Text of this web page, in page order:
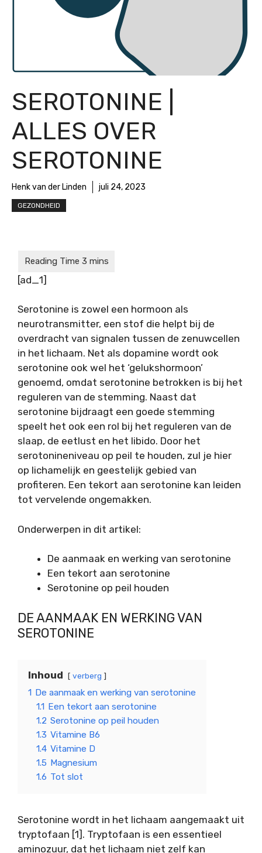
SEROTONINE |
ALLES OVER
SEROTONINE
Henk van der Linden juli 24, 2023
GEZONDHEID
[ad_1]
Serotonine is zowel een hormoon als
neurotransmitter, een stof die helpt bij de
overdracht van signalen tussen de zenuwcellen
in het lichaam. Net als dopamine wordt ook
serotonine ook wel het ‘gelukshormoon’
genoemd, omdat serotonine betrokken is bij het
reguleren van de stemming. Naast dat
serotonine bijdraagt een goede stemming
speelt het ook een rol bij het reguleren van de
slaap, de eetlust en het libido. Door het
serotonineniveau op peil te houden, zul je hier
op lichamelijk en geestelijk gebied van
profiteren. Een tekort aan serotonine kan leiden
tot vervelende ongemakken.
Onderwerpen in dit artikel:
De aanmaak en werking van serotonine
Een tekort aan serotonine
Serotonine op peil houden
DE AANMAAK EN WERKING VAN
SEROTONINE
Inhoud verberg
1 De aanmaak en werking van serotonine
1.1 Een tekort aan serotonine
1.2 Serotonine op peil houden
1.3 Vitamine B6
1.4 Vitamine D
1.5 Magnesium
1.6 Tot slot
Serotonine wordt in het lichaam aangemaakt uit
tryptofaan [1]. Tryptofaan is een essentieel
aminozuur, dat het lichaam niet zelf kan